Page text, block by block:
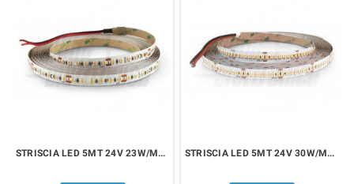
STRISCIA LED 5MT 24V 23W/MT BIANCO NATURALE 4000K STRISCIA LED 5MT 24V 30W/MT BIANCO NATURALE 4000K